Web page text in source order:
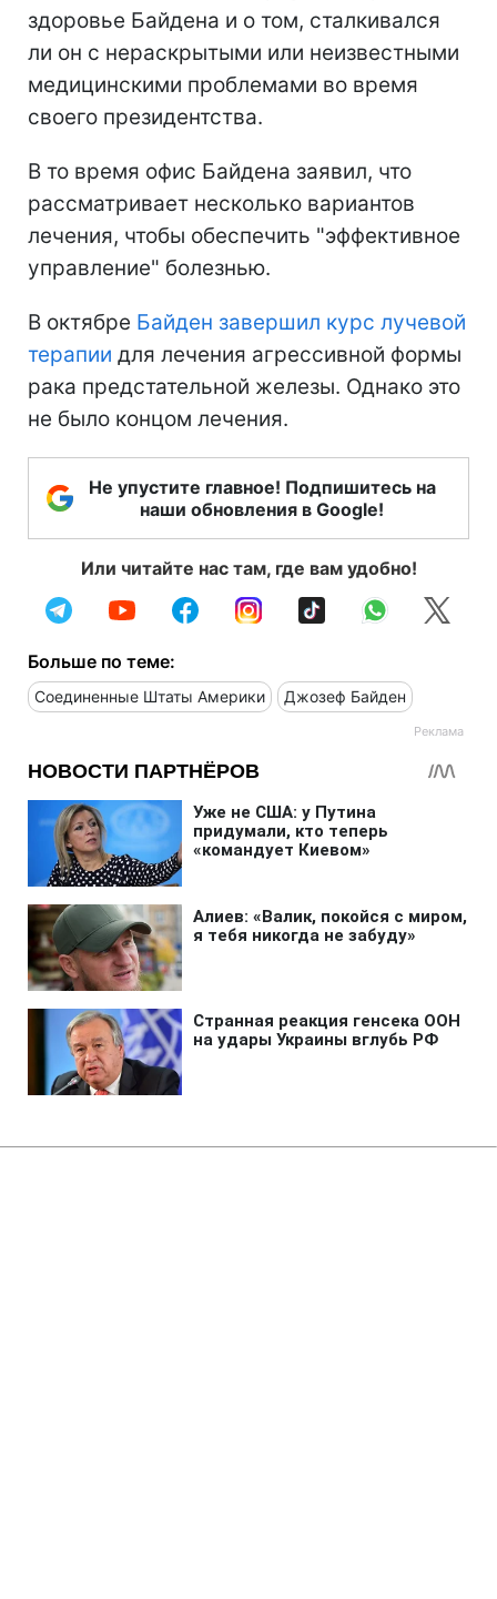
здоровье Байдена и о том, сталкивался
ли он с нераскрытыми или неизвестными
медицинскими проблемами во время
своего президентства.
В то время офис Байдена заявил, что
рассматривает несколько вариантов
лечения, чтобы обеспечить "эффективное
управление" болезнью.
В октябре Байден завершил курс лучевой
терапии для лечения агрессивной формы
рака предстательной железы. Однако это
не было концом лечения.
Не упустите главное! Подпишитесь на
наши обновления в Google!
Или читайте нас там, где вам удобно!
Больше по теме:
Соединенные Штаты Америки Джозеф Байден